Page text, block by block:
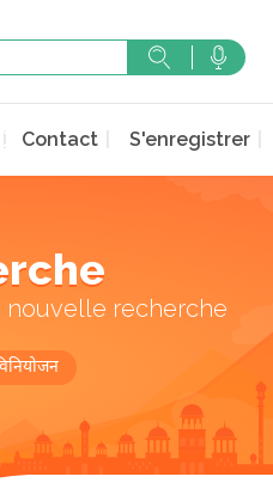
Contact S'enregistrer
nouvelle recherche